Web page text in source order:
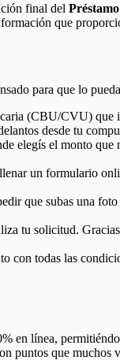
final del
que
para que lo
(CBU/CVU)
desde tu
elegís el monto
un formulario
que subas una
tu solicitud.
con todas las
en línea,
puntos que muchos